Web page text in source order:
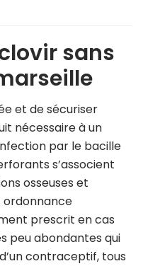
sans
et de sécuriser
nécessaire à un
par le bacille
s’associent
osseuses et
ordonnance
prescrit en cas
peu abondantes qui
contraceptif, tous